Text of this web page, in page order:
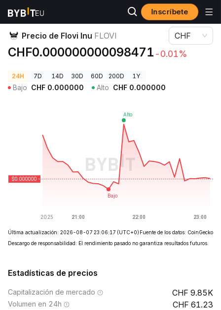
Inscríbete
Precios de Criptomonedas Precio de Flovi Inu FLOVI
Precio de Flovi Inu FLOVI
CHF0.000000000098471 -0.01%
CHF
24H 7D 14D 30D 60D 200D 1Y
Bajo CHF 0.000000 Alto CHF 0.000000
Última actualización: 2026-08-07 23:06:17 (UTC+0) Fuente de los datos: CoinGecko
Descargo de responsabilidad: El rendimiento pasado no garantiza resultados futuros.
Estadísticas de precios
Capitalización de mercado 9.85K
Volumen en 24h 61.23